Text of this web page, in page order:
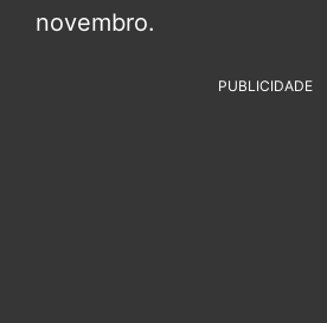
novembro.
PUBLICIDADE